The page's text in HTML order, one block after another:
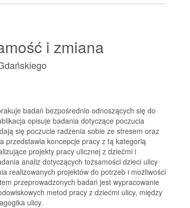
i zmiana
badań bezpośrednio odnoszących się do
opisuje badania dotyczące poczucia
się poczucie radzenia sobie ze stresem oraz
przedstawia koncepcje pracy z tą kategorią
projekty pracy ulicznej z dziećmi i
analiz dotyczących tożsamości dzieci ulicy
realizowanych projektów do potrzeb i możliwości
przeprowadzonych badań jest wypracowanie
metod pracy z dziećmi ulicy, między
ulicy.